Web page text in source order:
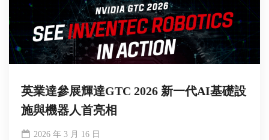
英業達參展輝達GTC 2026 新一代AI基礎設
施與機器人首亮相
2026 年 3 月 16 日